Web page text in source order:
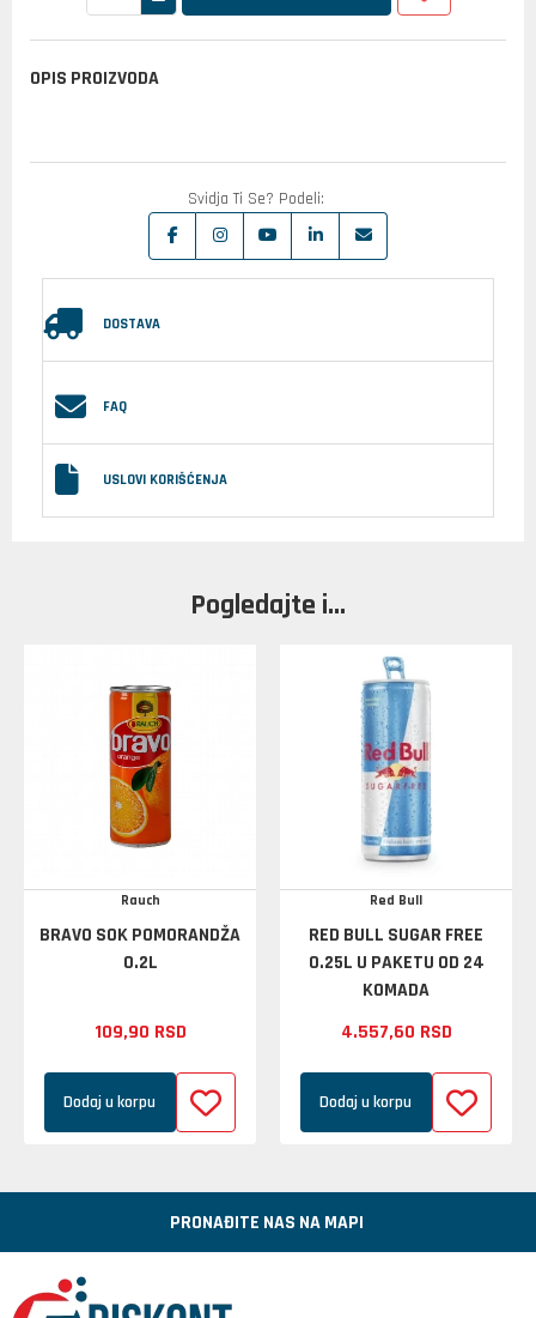
OPIS PROIZVODA
Svidja Ti Se? Podeli:
DOSTAVA
FAQ
USLOVI KORIŠĆENJA
Pogledajte i...
Rauch
BRAVO SOK POMORANDŽA
0.2L
109,90 RSD
Dodaj u korpu
Red Bull
RED BULL SUGAR FREE
0.25L U PAKETU OD 24
KOMADA
4.557,60 RSD
Dodaj u korpu
PRONAĐITE NAS NA MAPI